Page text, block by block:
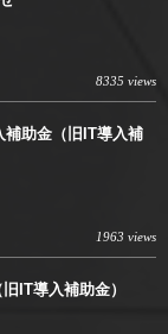
8335 views
補助金（旧IT導入補
1963 views
IT導入補助金）